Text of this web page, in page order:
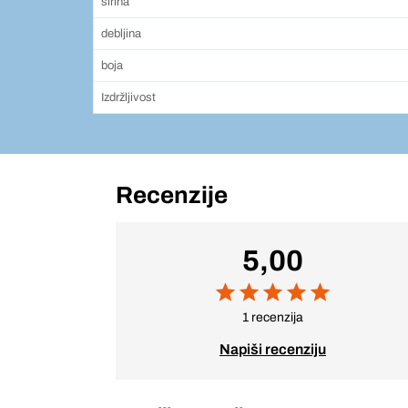
debljina
boja
Izdržljivost
Recenzije
5,00
1 recenzija
Napiši recenziju